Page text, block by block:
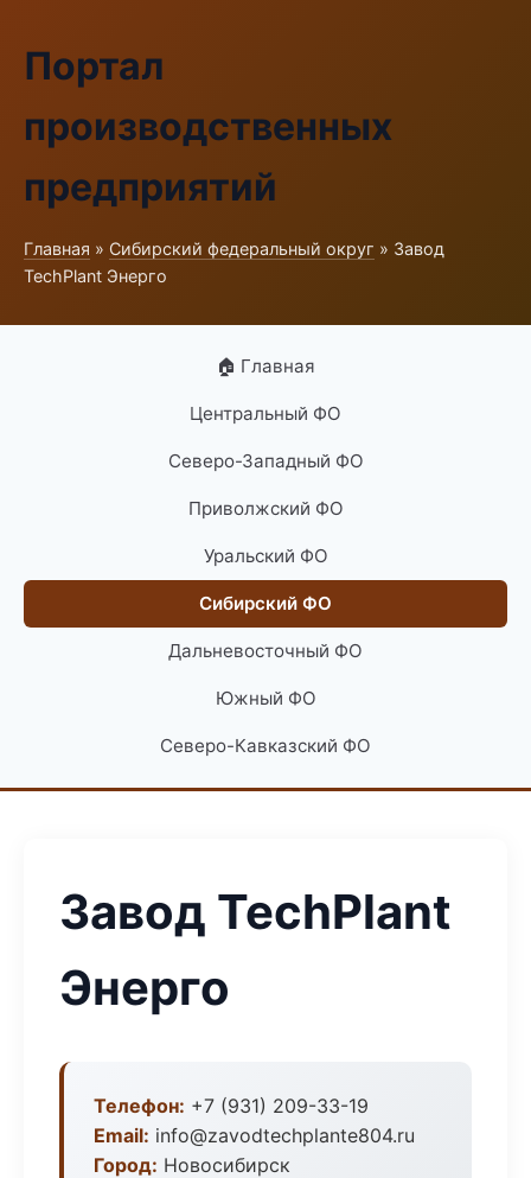
Портал
производственных
предприятий
Главная » Сибирский федеральный округ » Завод
TechPlant Энерго
🏠 Главная
Центральный ФО
Северо-Западный ФО
Приволжский ФО
Уральский ФО
Сибирский ФО
Дальневосточный ФО
Южный ФО
Северо-Кавказский ФО
Завод TechPlant
Энерго
Телефон: +7 (931) 209-33-19
Email: info@zavodtechplante804.ru
Город: Новосибирск